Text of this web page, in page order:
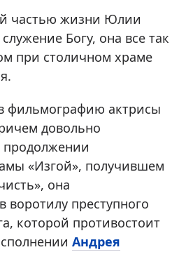
частью жизни Юлии
Богу, она все так
при столичном храме
фильмографию актрисы
довольно
«Изгой», получившем
она
воротилу преступного
которой противостоит
Андрея